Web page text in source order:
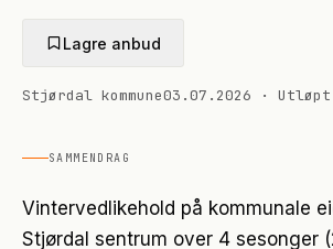
Lagre anbud
Stjørdal kommune03.07.2026 · Utløpt
SAMMENDRAG
Vintervedlikehold på kommunale
Stjørdal sentrum over 4 sesonger